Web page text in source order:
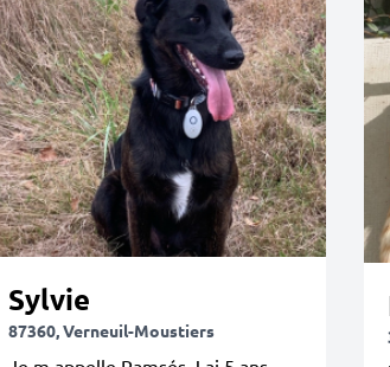
Sylvie
87360, Verneuil-Moustiers